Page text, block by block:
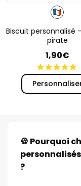
Biscuit personnalisé
pirate
1,90€
🍪 Pourquoi
?